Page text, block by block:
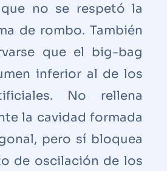
no se respetó la
de rombo. También
que el big-bag
inferior al de los
No rellena
la cavidad formada
pero sí bloquea
de oscilación de los